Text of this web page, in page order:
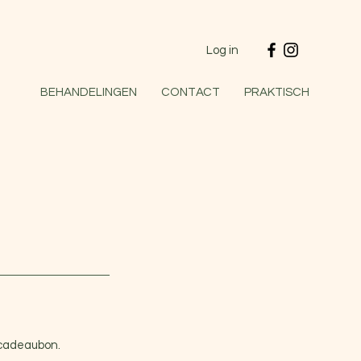
Log in
BEHANDELINGEN CONTACT PRAKTISCH